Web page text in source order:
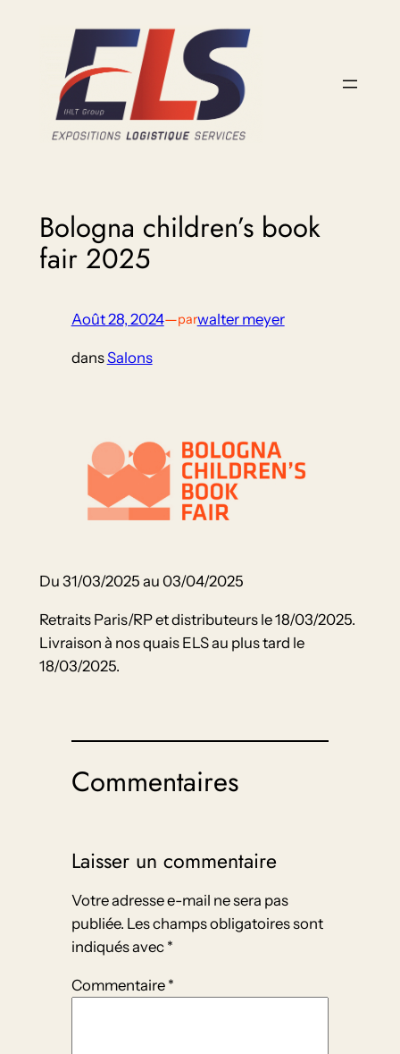
Bologna children’s book
fair 2025
Août 28, 2024—parwalter meyer
dansSalons
Du 31/03/2025 au 03/04/2025
Retraits Paris/RP et distributeurs le 18/03/2025.
Livraison à nos quais ELS au plus tard le
18/03/2025.
Commentaires
Laisser un commentaire
Votre adresse e-mail ne sera pas
publiée. Les champs obligatoires sont
indiqués avec *
Commentaire *